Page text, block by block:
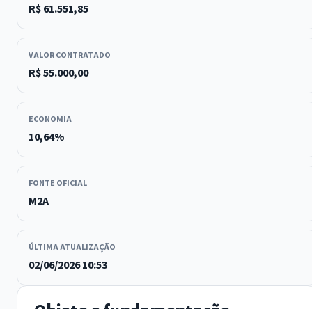
R$ 61.551,85
VALOR CONTRATADO
R$ 55.000,00
ECONOMIA
10,64%
FONTE OFICIAL
M2A
ÚLTIMA ATUALIZAÇÃO
02/06/2026 10:53